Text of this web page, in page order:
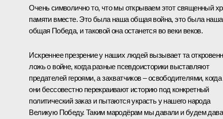
Очень символично то, что мы открываем этот священный
памяти вместе. Это была наша общая война, это была наша
общая Победа, и таковой она останется во веки веков.
Искреннее презрение у наших людей вызывает та
ложь о войне, когда разные псевдоисторики выставляют
предателей героями, а захватчиков – освободителями, когда
они бессовестно перекраивают историю под конкретный
политический заказ и пытаются украсть у нашего народа
Великую Победу. Таким мародёрам мы давали и будем